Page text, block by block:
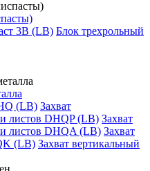
3B (LB) Блок трехрольный
(LB) Захват
листов DHQP (LB) Захват
листов DHQA (LB) Захват
(LB) Захват вертикальный